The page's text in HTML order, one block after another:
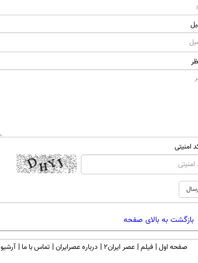
امنیتی
بازگشت به بالای صفحه
صفحه اول فیلم عصر ایران۲ درباره عصرایران تماس با ما آرشیو